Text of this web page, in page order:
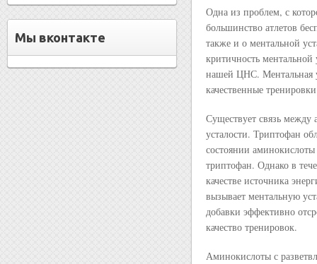
Мы вконтакте
Одна из проблем, с
большинство атлетов
также и о ментальной
критичность
нашей ЦНС. Ментальная
качественные
Существует связь
усталости. Триптофан
состоянии
триптофан. Однако в
качестве источника
вызывает ментальную
добавки эффективно
качество тренировок.
Аминокислоты с